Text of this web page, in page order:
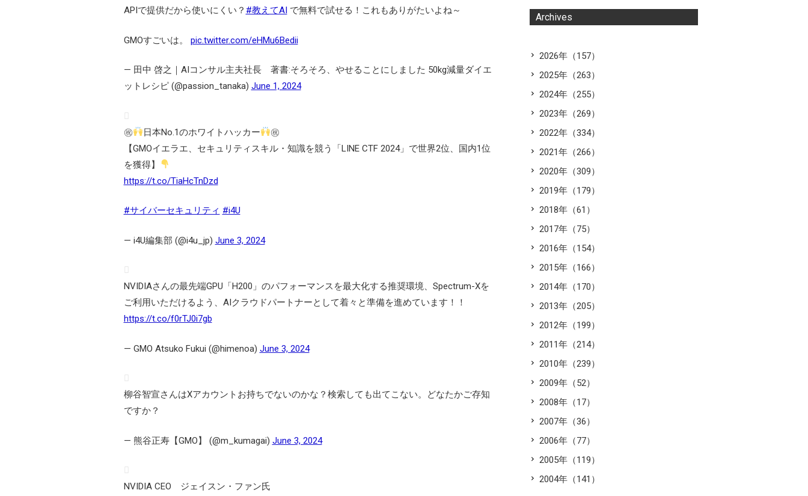
APIで提供だから使いにくい？ #教えてAIで無料で試せる！これもありがたいよね～
GMOすごいは。 pic.twitter.com/eHMu6Bedii
— 田中 啓之｜AIコンサル主夫社長 著書:そろそろ、やせることにしました 50kg減量ダイエ
ットレシピ (@passion_tanaka) June 1, 2024
㊗ 日本No.1のホワイトハッカー
㊗
【GMOイエラエ、セキュリティスキル・知識を競う「LINE CTF 2024」で世界2位、国内1位
を獲得】
https://t.co/TiaHcTnDzd
#サイバーセキュリティ #i4U
— i4U編集部 (@i4u_jp) June 3, 2024
NVIDIAさんの最先端GPU「H200」のパフォーマンスを最大化する推奨環境、Spectrum-Xを
ご利用いただけるよう、AIクラウドパートナーとして着々と準備を進めています！！
https://t.co/f0rTJ0i7gb
— GMO Atsuko Fukui (@himenoa) June 3, 2024
柳谷智宣さんはXアカウントお持ちでないのかな？検索しても出てこない。どなたかご存知
ですか？
— 熊谷正寿【GMO】 (@m_kumagai) June 3, 2024
NVIDIA CEO ジェイスン・ファン氏
Archives
2026年（157）
2025年（263）
2024年（255）
2023年（269）
2022年（334）
2021年（266）
2020年（309）
2019年（179）
2018年（61）
2017年（75）
2016年（154）
2015年（166）
2014年（170）
2013年（205）
2012年（199）
2011年（214）
2010年（239）
2009年（52）
2008年（17）
2007年（36）
2006年（77）
2005年（119）
2004年（141）